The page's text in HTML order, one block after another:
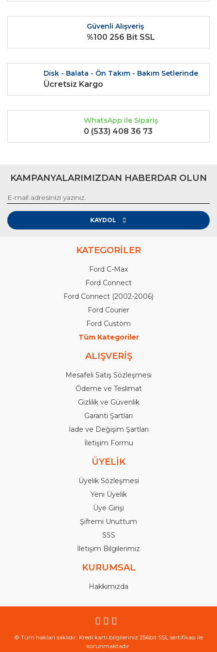
Ürün fiyatı diğer sitelerden daha pahalı.
Bu ürüne benzer farklı alternatifler olmalı.
Gönder
Güvenli Alışveriş
%100 256 Bit SSL
Disk - Balata - Ön Takım - Bakım Setlerinde
Ücretsiz Kargo
WhatsApp ile Sipariş
0 (533) 408 36 73
KAMPANYALARIMIZDAN HABERDAR OLUN
KAYDOL
KATEGORİLER
Ford C-Max
Ford Connect
Ford Connect (2002-2006)
Ford Courier
Ford Custom
Tüm Kategoriler
ALIŞVERİŞ
Mesafeli Satış Sözleşmesi
Ödeme ve Teslimat
Gizlilik ve Güvenlik
Garanti Şartları
İade ve Değişim Şartları
İletişim Formu
ÜYELİK
Üyelik Sözleşmesi
Yeni Üyelik
Üye Girişi
Şifremi Unuttum
SSS
İletişim Bilgilerimiz
KURUMSAL
Hakkımızda
© Tüm hakları saklıdır. Kredi kartı bilgileriniz 256bit SSL sertifikası ile
korunmaktadır.